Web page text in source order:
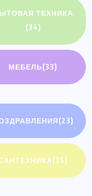
ТЕХНИКА
(34)
МЕБЕЛЬ(33)
(23)
(35)